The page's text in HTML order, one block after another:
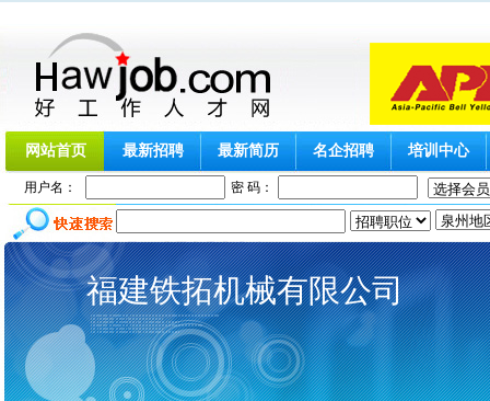
网站首页 最新招聘 最新简历 名企招聘 培训中心
用户名： 密 码：
福建铁拓机械有限公司